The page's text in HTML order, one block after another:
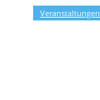
Veranstaltungen